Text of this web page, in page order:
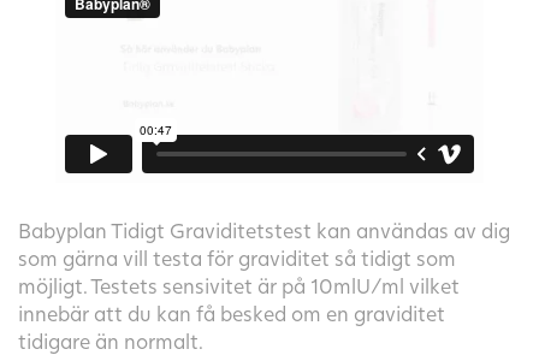
Babyplan Tidigt Graviditetstest kan användas av dig
som gärna vill testa för graviditet så tidigt som
möjligt. Testets sensivitet är på 10mlU/ml vilket
innebär att du kan få besked om en graviditet
tidigare än normalt.